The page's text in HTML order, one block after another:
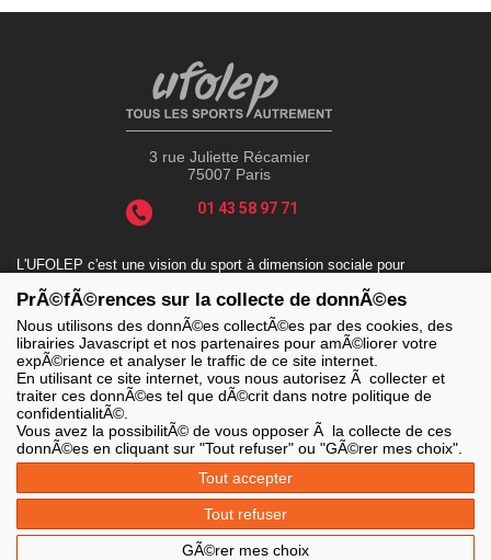
3 rue Juliette Récamier
75007 Paris
01 43 58 97 71
L'UFOLEP c'est une vision du sport à dimension sociale pour
handicap, le sport-durable avec des valeurs incontournables : la
solidarité, le fair-play, la laïcité et la citoyenneté.
LES SITES DE L'UFOLEP
> Grand public
> Extranet
> Ufoweb
> Communication Asso
> Inscriptions événements
> Secourisme Ufolep
PrÃ©fÃ©rences sur la collecte de donnÃ©es
Nous utilisons des donnÃ©es collectÃ©es par des cookies, des
librairies Javascript et nos partenaires pour amÃ©liorer votre
expÃ©rience et analyser le traffic de ce site internet.
En utilisant ce site internet, vous nous autorisez Ã collecter et
traiter ces donnÃ©es tel que dÃ©crit dans notre politique de
confidentialitÃ©.
Vous avez la possibilitÃ© de vous opposer Ã la collecte de ces
donnÃ©es en cliquant sur "Tout refuser" ou "GÃ©rer mes choix".
Tout accepter
Tout refuser
GÃ©rer mes choix